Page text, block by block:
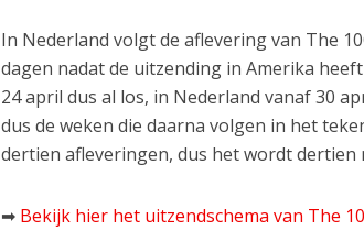
In Nederland volgt de aflevering van The
dagen nadat de uitzending in Amerika
24 april dus al los, in Nederland vanaf 30
dus de weken die daarna volgen in het
dertien afleveringen, dus het wordt dertien
➡ Bekijk hier het uitzendschema van The